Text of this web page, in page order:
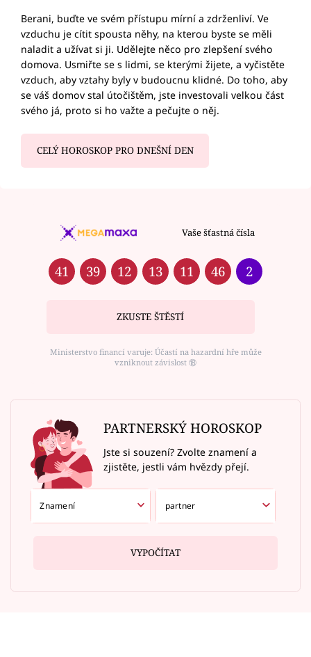
Berani, buďte ve svém přístupu mírní a zdrženliví. Ve
vzduchu je cítit spousta něhy, na kterou byste se měli
naladit a užívat si ji. Udělejte něco pro zlepšení svého
domova. Usmiřte se s lidmi, se kterými žijete, a vyčistěte
vzduch, aby vztahy byly v budoucnu klidné. Do toho, aby
se váš domov stal útočištěm, jste investovali velkou část
svého já, proto si ho važte a pečujte o něj.
CELÝ HOROSKOP PRO DNEŠNÍ DEN
Vaše šťastná čísla
41 39 12 13 11 46 2
ZKUSTE ŠTĚSTÍ
Ministerstvo financí varuje: Účastí na hazardní hře může
vzniknout závislost ⑱
PARTNERSKÝ HOROSKOP
Jste si souzení? Zvolte znamení a
zjistěte, jestli vám hvězdy přejí.
VYPOČÍTAT